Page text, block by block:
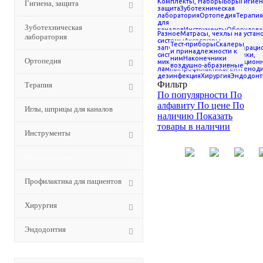
Гигиена, защита
Зуботехническая
лаборатория
Ортопедия
Терапия
Иглы, шприцы для каналов
Инструменты
Профилактика для пациентов
Хирургия
Эндодонтия
защитаЗуботехническая
лабораторияОртопедияТерапия
для
каналовИнструменты
для пациентовХирургия
Оборудование для
профессиональной гигиены
РазноеМатрасы, чехлы на
системыАксессуары,
запчасти Компрессоры
системыМебельНаконечники,
микромоторы
лампыПрофилактика
дезинфекцияХирургия
-
Тест-приборыСкалеры
и принадлежности к
нимНаконечники
воздушно-абразивные
аппараты
Фильтр
По популярности По
алфавиту По цене По
наличию Показать
товары в наличии